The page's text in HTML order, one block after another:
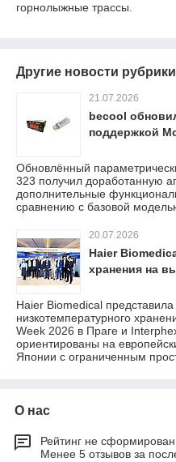
горнолыжные трассы.
Другие новости рубрики
21.07.2026
becool
поддержкой
Обновлённый
323 получил доработанную
дополнительные
сравнению с базовой
20.07.2026
Haier
хранения на
Haier Biomedical
низкотемпературного
Week 2026 в Праге и
ориентированы на
Японии с ограниченным
О нас
Рейтинг не сформирован
Менее 5 отзывов за